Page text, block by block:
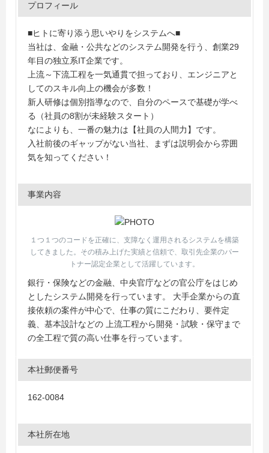
プロフィール
■ヒトに寄り添う思いやりをシステムへ■
当社は、金融・公共などのシステム開発を行う、創業29
年目の独立系IT企業です。
上流～下流工程を一気通貫で担っており、エンジニアと
してのスキル向上の機会が多数！
新人研修は個別指導なので、自分のペースで基礎が学べ
る（社員の8割が未経験スタート）
なによりも、一番の魅力は【社員の人間力】です。
入社前後のギャップがない当社、まずは説明会から雰囲
気を知ってください！
事業内容
１つ１つのコードを正確に、支障なく運用されるシステムを構築
してきました。その積み上げた実績と信頼で、取引先企業のパー
トナー認定企業として活躍しています。
銀行・保険などの金融、中央官庁などの官公庁をはじめ
としたシステム開発を行っています。 大手企業からの直
接依頼の案件が中心で、仕事の質にこだわり、要件定
義、基本設計などの 上流工程から開発・試験・保守まで
の全工程で質の高い仕事を行っています。
本社郵便番号
162-0084
本社所在地